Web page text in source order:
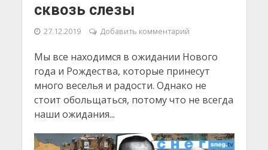
сквозь слезы
27.12.2019 Добавить комментарий
Мы все находимся в ожидании Нового
года и Рождества, которые принесут
много веселья и радости. Однако не
стоит обольщаться, потому что не всегда
наши ожидания...